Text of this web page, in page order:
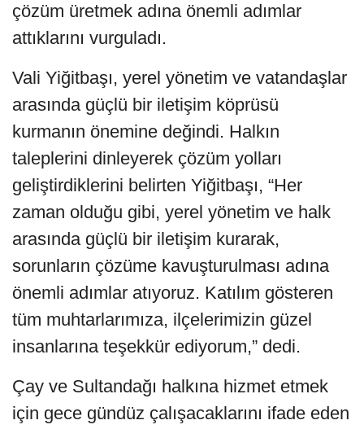
çözüm üretmek adına önemli adımlar
attıklarını vurguladı.
Vali Yiğitbaşı, yerel yönetim ve vatandaşlar
arasında güçlü bir iletişim köprüsü
kurmanın önemine değindi. Halkın
taleplerini dinleyerek çözüm yolları
geliştirdiklerini belirten Yiğitbaşı, “Her
zaman olduğu gibi, yerel yönetim ve halk
arasında güçlü bir iletişim kurarak,
sorunların çözüme kavuşturulması adına
önemli adımlar atıyoruz. Katılım gösteren
tüm muhtarlarımıza, ilçelerimizin güzel
insanlarına teşekkür ediyorum,” dedi.
Çay ve Sultandağı halkına hizmet etmek
için gece gündüz çalışacaklarını ifade eden